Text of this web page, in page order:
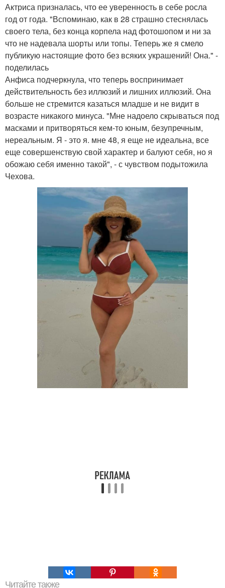
Актриса призналась, что ее уверенность в себе росла
год от года. "Вспоминаю, как в 28 страшно стеснялась
своего тела, без конца корпела над фотошопом и ни за
что не надевала шорты или топы. Теперь же я смело
публикую настоящие фото без всяких украшений! Она." -
поделилась
Анфиса подчеркнула, что теперь воспринимает
действительность без иллюзий и лишних иллюзий. Она
больше не стремится казаться младше и не видит в
возрасте никакого минуса. "Мне надоело скрываться под
масками и притворяться кем-то юным, безупречным,
нереальным. Я - это я. мне 48, я еще не идеальна, все
еще совершенствую свой характер и балуют себя, но я
обожаю себя именно такой", - с чувством подытожила
Чехова.
Читайте также